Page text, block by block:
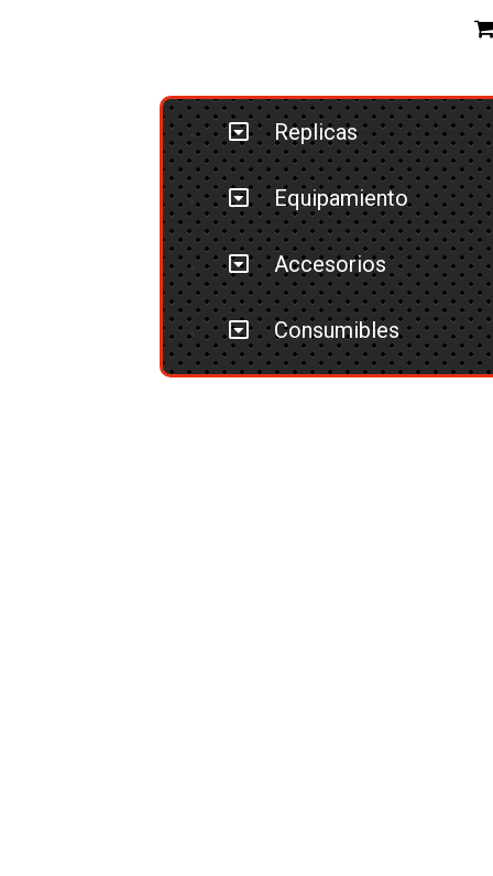
Replicas
Equipamiento
Accesorios
Consumibles